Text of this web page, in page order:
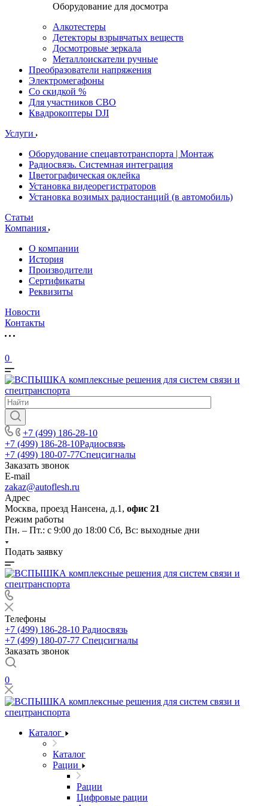
Оборудование для досмотра
Алкотестеры
Детекторы взрывчатых веществ
Досмотровые зеркала
Металлоискатели ручные
Преобразователи напряжения
Электромегафоны
Со скидкой %
Для участников СВО
Квадрокоптеры DJI
Услуги
Оборудование спецавтотранспорта | Монтаж
Радиосвязь. Системная интеграция
Цветографическая оклейка
Установка видеорегистраторов
Установка возимых радиостанций (в автомобиль)
Статьи
Компания
О компании
История
Производители
Сертификаты
Реквизиты
Новости
Контакты
0
+7 (499) 186-28-10
+7 (499) 186-28-10Радиосвязь
+7 (499) 180-07-77Спецсигналы
Заказать звонок
E-mail
zakaz@autoflesh.ru
Адрес
Москва, проезд Нансена, д.1, офис 21
Режим работы
Пн. – Пт.: с 9:00 до 18:00 Cб, Вс: выходные дни
Подать заявку
Телефоны
+7 (499) 186-28-10 Радиосвязь
+7 (499) 180-07-77 Спецсигналы
Заказать звонок
0
Каталог
Каталог
Рации
Рации
Цифровые рации